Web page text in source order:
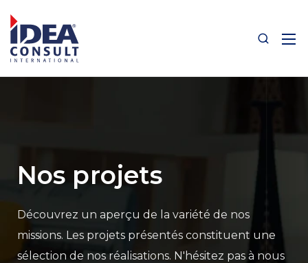
Nos projets
Découvrez un aperçu de la variété de nos
missions. Les projets présentés constituent une
sélection de nos réalisations. N'hésitez pas à nous